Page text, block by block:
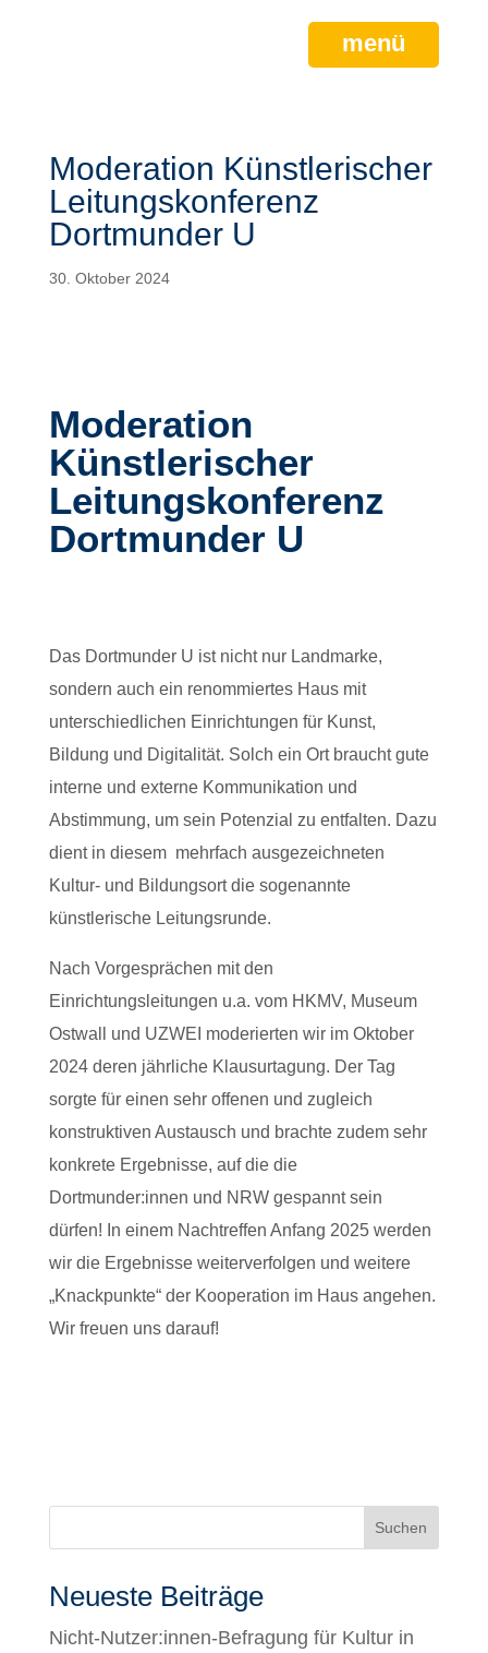
menü
Moderation Künstlerischer
Leitungskonferenz
Dortmunder U
30. Oktober 2024
Moderation
Künstlerischer
Leitungskonferenz
Dortmunder U
Das Dortmunder U ist nicht nur Landmarke,
sondern auch ein renommiertes Haus mit
unterschiedlichen Einrichtungen für Kunst,
Bildung und Digitalität. Solch ein Ort braucht gute
interne und externe Kommunikation und
Abstimmung, um sein Potenzial zu entfalten. Dazu
dient in diesem mehrfach ausgezeichneten
Kultur- und Bildungsort die sogenannte
künstlerische Leitungsrunde.
Nach Vorgesprächen mit den
Einrichtungsleitungen u.a. vom HKMV, Museum
Ostwall und UZWEI moderierten wir im Oktober
2024 deren jährliche Klausurtagung. Der Tag
sorgte für einen sehr offenen und zugleich
konstruktiven Austausch und brachte zudem sehr
konkrete Ergebnisse, auf die die
Dortmunder:innen und NRW gespannt sein
dürfen! In einem Nachtreffen Anfang 2025 werden
wir die Ergebnisse weiterverfolgen und weitere
„Knackpunkte“ der Kooperation im Haus angehen.
Wir freuen uns darauf!
Suchen
Neueste Beiträge
Nicht-Nutzer:innen-Befragung für Kultur in